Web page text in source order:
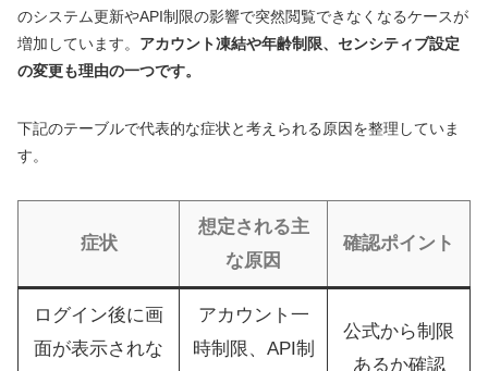
のシステム更新やAPI制限の影響で突然閲覧できなくなるケースが
増加しています。 アカウント凍結や年齢制限、センシティブ設定
の変更も理由の一つです。
下記のテーブルで代表的な症状と考えられる原因を整理していま
す。
症状
想定される主
な原因
確認ポイント
ログイン後に画
面が表示されな
アカウント一
時制限、API制
公式から制限
あるか確認